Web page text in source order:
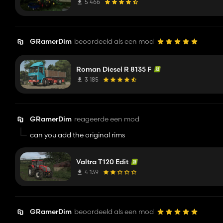
5 466
GRamerDim beoordeeld als een mod
Roman Diesel R 8135 F
3 185
GRamerDim reageerde een mod
can you add the original rims
Valtra T120 Edit
4 139
GRamerDim beoordeeld als een mod